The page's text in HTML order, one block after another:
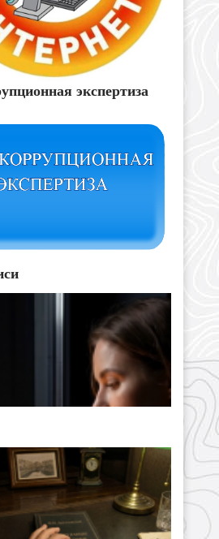
экспертиза